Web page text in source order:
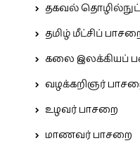
தகவல்
தமிழ் மீட்சிப்
கலை இலக்கியப்
வழக்கறிஞர்
உழவர் பாசறை
மாணவர் பாசறை